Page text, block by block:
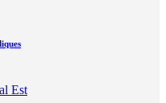
Est